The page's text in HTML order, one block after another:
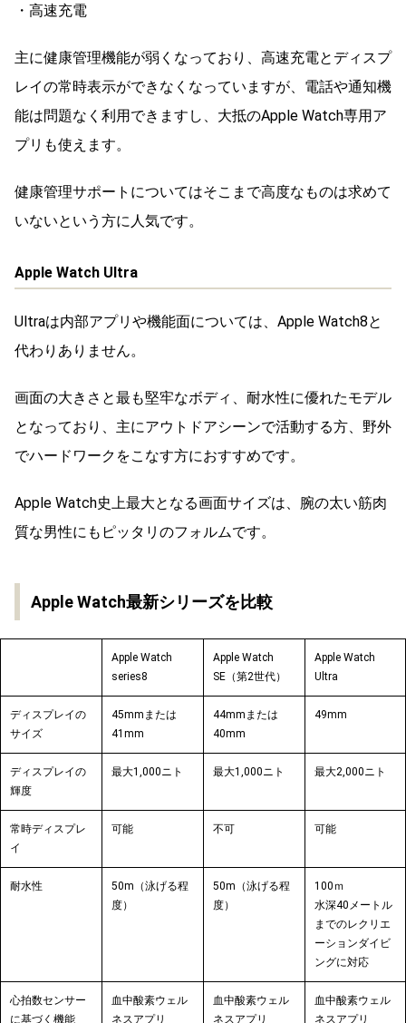
・高速充電
主に健康管理機能が弱くなっており、高速充電とディスプ
レイの常時表示ができなくなっていますが、電話や通知機
能は問題なく利用できますし、大抵のApple Watch専用ア
プリも使えます。
健康管理サポートについてはそこまで高度なものは求めて
いないという方に人気です。
Apple Watch Ultra
Ultraは内部アプリや機能面については、Apple Watch8と
代わりありません。
画面の大きさと最も堅牢なボディ、耐水性に優れたモデル
となっており、主にアウトドアシーンで活動する方、野外
でハードワークをこなす方におすすめです。
Apple Watch史上最大となる画面サイズは、腕の太い筋肉
質な男性にもピッタリのフォルムです。
Apple Watch最新シリーズを比較
Apple Watch
series8
Apple Watch
SE（第2世代）
Apple Watch
Ultra
ディスプレイの
サイズ
45mmまたは
41mm
44mmまたは
40mm
49mm
ディスプレイの
輝度
最大1,000ニト 最大1,000ニト 最大2,000ニト
常時ディスプレ
イ
可能 不可 可能
耐水性
50m（泳げる程
度）
50m（泳げる程
度）
100ｍ
水深40メートル
までのレクリエ
ーションダイビ
ングに対応
心拍数センサー
に基づく機能
血中酸素ウェル
ネスアプリ
血中酸素ウェル
ネスアプリ
血中酸素ウェル
ネスアプリ